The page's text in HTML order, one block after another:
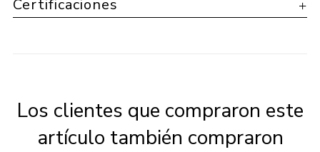
Certificaciones
Los clientes que compraron este
artículo también compraron